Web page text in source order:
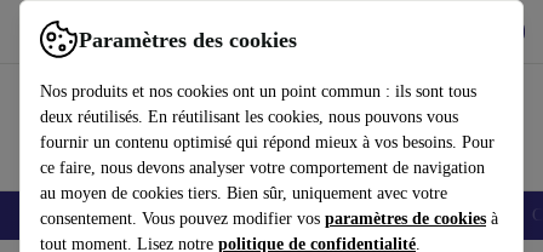
Paramètres des cookies
Nos produits et nos cookies ont un point commun : ils sont tous
deux réutilisés. En réutilisant les cookies, nous pouvons vous
fournir un contenu optimisé qui répond mieux à vos besoins. Pour
ce faire, nous devons analyser votre comportement de navigation
au moyen de cookies tiers. Bien sûr, uniquement avec votre
consentement. Vous pouvez modifier vos paramètres de cookies à
tout moment. Lisez notre politique de confidentialité.
Utilisez refurbed rapidement et facilement
Smartphones Laptops Tablettes Montres connectées Accessoires